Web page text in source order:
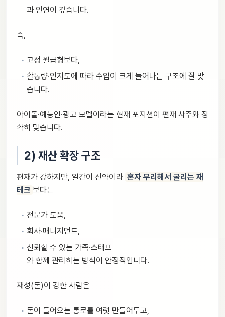
과 인연이 깊습니다.
즉,
고정 월급형보다,
활동량·인지도에 따라 수입이 크게 늘어나는 구조에 잘 맞
습니다.
아이돌·예능인·광고 모델이라는 현재 포지션이 편재 사주와 정
확히 맞습니다.
2) 재산 확장 구조
편재가 강하지만, 일간이 신약이라 혼자 무리해서 굴리는 재
테크 보다는
전문가 도움,
회사·매니지먼트,
신뢰할 수 있는 가족·스태프
와 함께 관리하는 방식이 안정적입니다.
재성(돈)이 강한 사람은
돈이 들어오는 통로를 여럿 만들어두고,